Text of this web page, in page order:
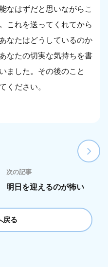
なはずだと思いながらこ
これを送ってくれてから
なたはどうしているのか
なたの切実な気持ちを書
ました。その後のこと
ください。
次の記事
明日を迎えるのが怖い
戻る